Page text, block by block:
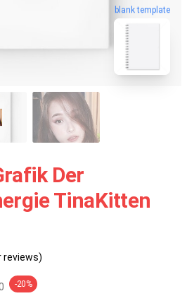
blank template
Der
TinaKitten
reviews)
-20%